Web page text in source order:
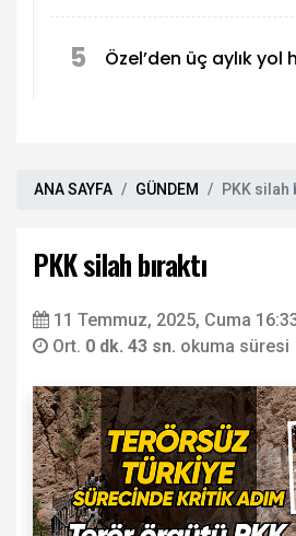
5 Özel’den üç aylık yol
ANA SAYFA GÜNDEM PKK silah
PKK silah bıraktı
11 Temmuz, 2025, Cuma
Ort. 0 dk. 43 sn. okuma süresi